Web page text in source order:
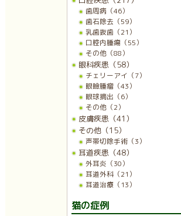
歯周病（46）
歯石除去（59）
乳歯抜歯（21）
口腔内腫瘍（55）
その他（88）
眼科疾患（58）
チェリーアイ（7）
眼瞼腫瘤（43）
眼球摘出（6）
その他（2）
皮膚疾患（41）
その他（15）
声帯切除手術（3）
耳道疾患（48）
外耳炎（30）
耳道外科（21）
耳道治療（13）
猫の症例